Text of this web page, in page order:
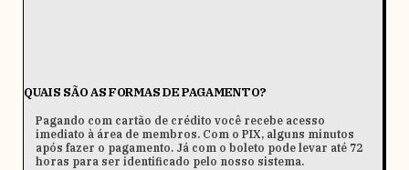
QUAIS SÃO AS FORMAS DE PAGAMENTO?
Pagando com cartão de crédito você recebe acesso
imediato à área de membros. Com o PIX, alguns minutos
após fazer o pagamento. Já com o boleto pode levar até 72
horas para ser identificado pelo nosso sistema.